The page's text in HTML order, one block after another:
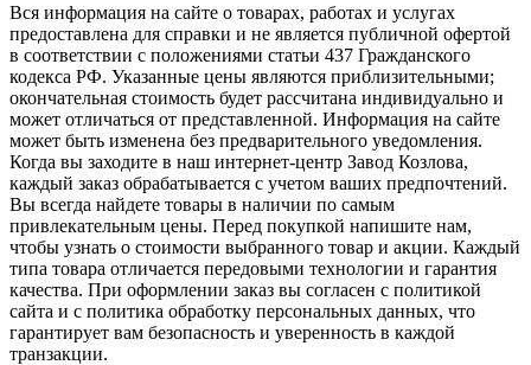
Вся информация на сайте о товарах, работах и услугах
предоставлена для справки и не является публичной офертой
в соответствии с положениями статьи 437 Гражданского
кодекса РФ. Указанные цены являются приблизительными;
окончательная стоимость будет рассчитана индивидуально и
может отличаться от представленной. Информация на сайте
может быть изменена без предварительного уведомления.
Когда вы заходите в наш интернет-центр Завод Козлова,
каждый заказ обрабатывается с учетом ваших предпочтений.
Вы всегда найдете товары в наличии по самым
привлекательным цены. Перед покупкой напишите нам,
чтобы узнать о стоимости выбранного товар и акции. Каждый
типа товара отличается передовыми технологии и гарантия
качества. При оформлении заказ вы согласен с политикой
сайта и с политика обработку персональных данных, что
гарантирует вам безопасность и уверенность в каждой
транзакции.